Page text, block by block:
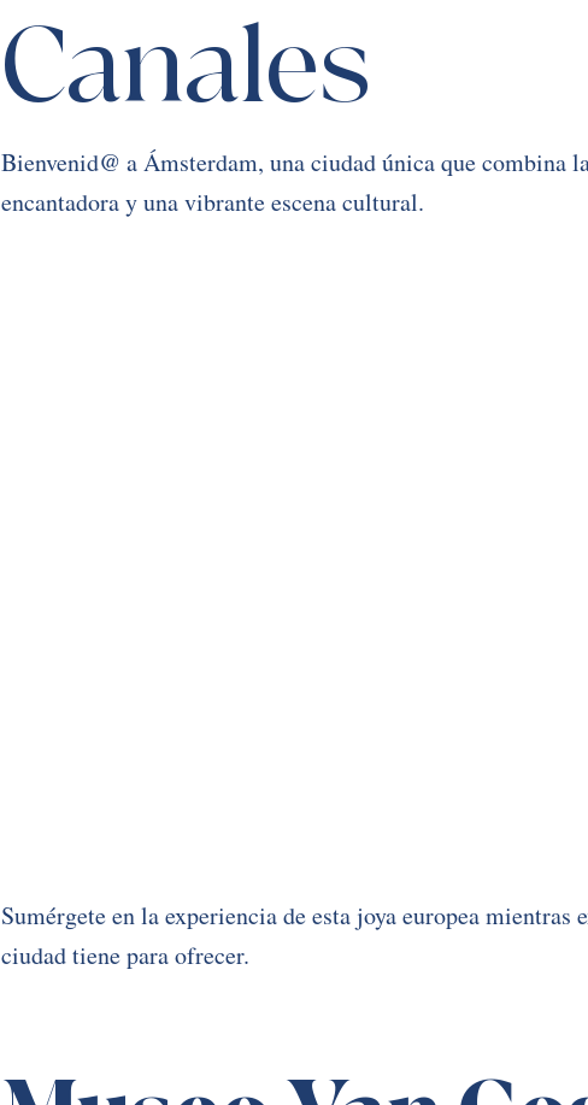
Canales
Bienvenid@ a Ámsterdam, una ciudad única que combina
encantadora y una vibrante escena cultural.
Sumérgete en la experiencia de esta joya europea
ciudad tiene para ofrecer.